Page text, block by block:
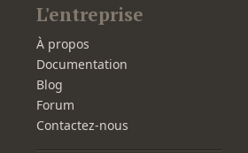
L'entreprise
À propos
Documentation
Blog
Forum
Contactez-nous